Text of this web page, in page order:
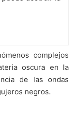
complejos
oscura en la
de las ondas
negros.